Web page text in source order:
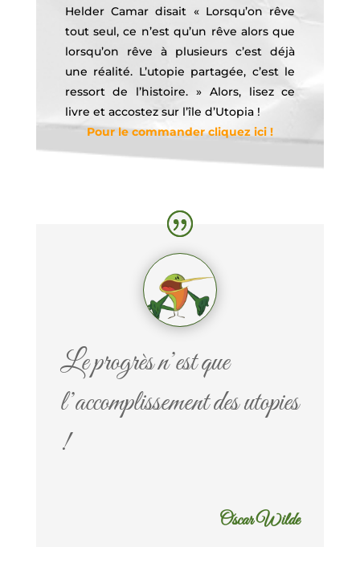
Helder Camar disait « Lorsqu’on rêve
tout seul, ce n’est qu’un rêve alors que
lorsqu’on rêve à plusieurs c’est déjà
une réalité. L’utopie partagée, c’est le
ressort de l’histoire. » Alors, lisez ce
livre et accostez sur l’île d’Utopia !
Pour le commander cliquez ici !
Le progrès n’est que
l’accomplissement des utopies
!
Oscar Wilde